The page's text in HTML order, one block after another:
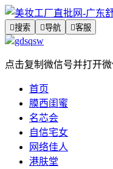
搜索 导航 客服
gdsqsw
点击复制微信号并打开
首页
膜西闺蜜
名芯会
自信宅女
网络佳人
港肤堂